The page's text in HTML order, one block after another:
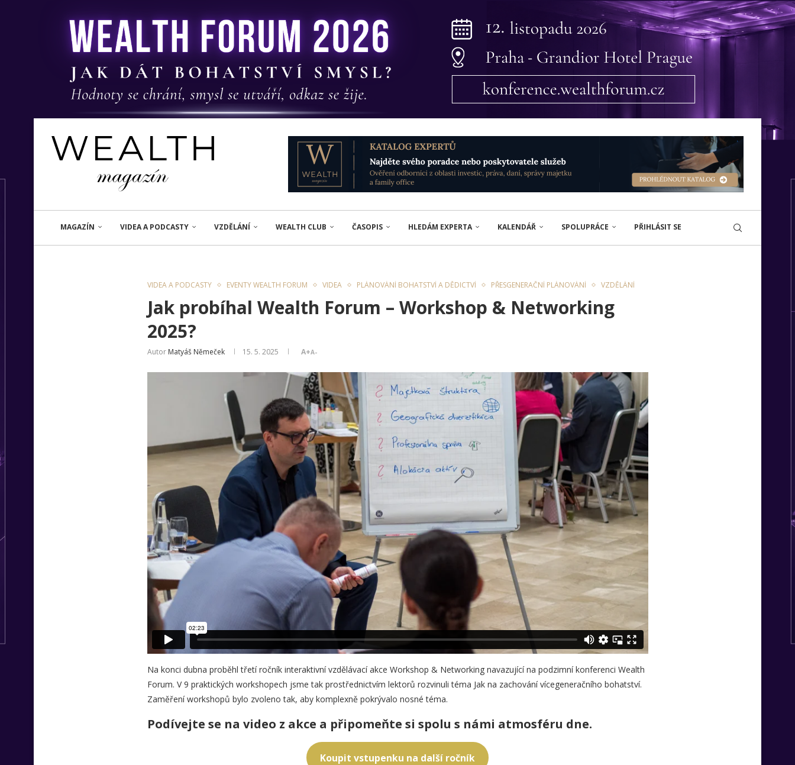
MAGAZÍN VIDEA A PODCASTY VZDĚLÁNÍ WEALTH CLUB ČASOPIS HLEDÁM EXPERTA KALENDÁŘ SPOLUPRÁCE PŘIHLÁSIT SE
VIDEA A PODCASTY EVENTY WEALTH FORUM VIDEA PLÁNOVÁNÍ BOHATSTVÍ A DĚDICTVÍ PŘESGENERAČNÍ PLÁNOVÁNÍ VZDĚLÁNÍ
Jak probíhal Wealth Forum – Workshop & Networking
2025?
Autor Matyáš Němeček 15. 5. 2025 A+A-
Na konci dubna proběhl třetí ročník interaktivní vzdělávací akce Workshop & Networking navazující na podzimní konferenci Wealth
Forum. V 9 praktických workshopech jsme tak prostřednictvím lektorů rozvinuli téma Jak na zachování vícegeneračního bohatství.
Zaměření workshopů bylo zvoleno tak, aby komplexně pokrývalo nosné téma.
Podívejte se na video z akce a připomeňte si spolu s námi atmosféru dne.
Koupit vstupenku na další ročník